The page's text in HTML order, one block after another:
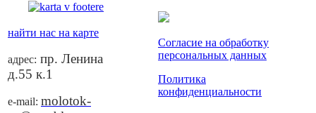
найти нас на карте
адрес: пр. Ленина
д.55 к.1
e-mail: molotok-
Согласие на обработку
персональных данных
Политика
конфиденциальности